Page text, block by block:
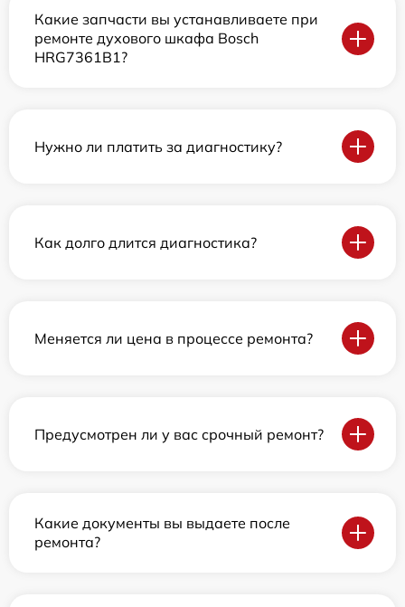
Какие запчасти вы устанавливаете при
ремонте духового шкафа Bosch
HRG7361B1?
Нужно ли платить за диагностику?
Как долго длится диагностика?
Меняется ли цена в процессе ремонта?
Предусмотрен ли у вас срочный ремонт?
Какие документы вы выдаете после
ремонта?